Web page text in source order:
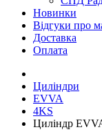
Новинки
Відгуки про
Доставка
Оплата
Циліндри
EVVA
4KS
Циліндр